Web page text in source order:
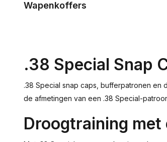
Wapenkoffers
.38 Special Snap
.38 Special snap caps, bufferpatronen
de afmetingen van een .38 Special-
Droogtraining